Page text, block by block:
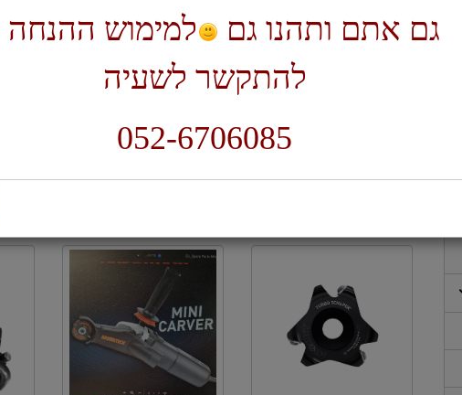
ARBORTECH אוסטרליה
קטגוריה:
תצוגה:
גם אתם ותהנו גם
למימוש ההנחה
להתקשר לשעיה
052-6706085